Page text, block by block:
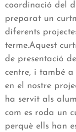
coordinació del
preparat un
diferents
terme.Aquest
de presentació
centre, i també
en el nostre
ha servit als
com es roda un
perquè ells han